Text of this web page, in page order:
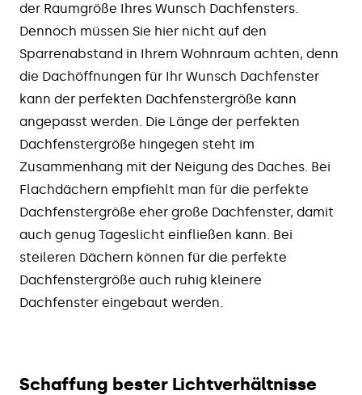
der Raumgröße Ihres Wunsch Dachfensters.
Dennoch müssen Sie hier nicht auf den
Sparrenabstand in Ihrem Wohnraum achten, denn
die Dachöffnungen für Ihr Wunsch Dachfenster
kann der perfekten Dachfenstergröße kann
angepasst werden. Die Länge der perfekten
Dachfenstergröße hingegen steht im
Zusammenhang mit der Neigung des Daches. Bei
Flachdächern empfiehlt man für die perfekte
Dachfenstergröße eher große Dachfenster, damit
auch genug Tageslicht einfließen kann. Bei
steileren Dächern können für die perfekte
Dachfenstergröße auch ruhig kleinere
Dachfenster eingebaut werden.
Schaffung bester Lichtverhältnisse